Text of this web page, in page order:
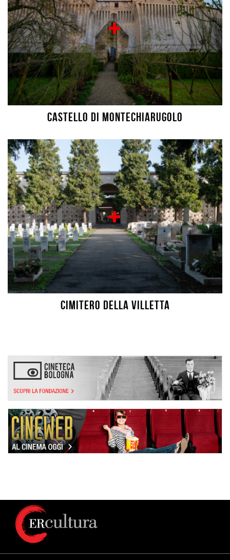
Castello di Montechiarugolo
Cimitero della Villetta